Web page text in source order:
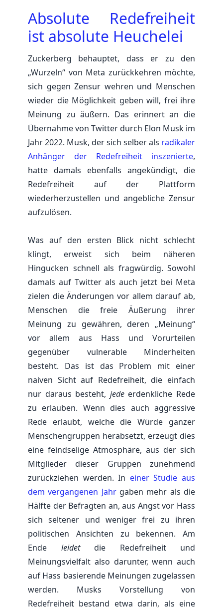
Absolute Redefreiheit
ist absolute Heuchelei
Zuckerberg behauptet, dass er zu den
„Wurzeln“ von Meta zurückkehren möchte,
sich gegen Zensur wehren und Menschen
wieder die Möglichkeit geben will, frei ihre
Meinung zu äußern. Das erinnert an die
Übernahme von Twitter durch Elon Musk im
Jahr 2022. Musk, der sich selber als radikaler
Anhänger der Redefreiheit inszenierte,
hatte damals ebenfalls angekündigt, die
Redefreiheit auf der Plattform
wiederherzustellen und angebliche Zensur
aufzulösen.
Was auf den ersten Blick nicht schlecht
klingt, erweist sich beim näheren
Hingucken schnell als fragwürdig. Sowohl
damals auf Twitter als auch jetzt bei Meta
zielen die Änderungen vor allem darauf ab,
Menschen die freie Äußerung ihrer
Meinung zu gewähren, deren „Meinung“
vor allem aus Hass und Vorurteilen
gegenüber vulnerable Minderheiten
besteht. Das ist das Problem mit einer
naiven Sicht auf Redefreiheit, die einfach
nur daraus besteht, jedeerdenkliche Rede
zu erlauben. Wenn dies auch aggressive
Rede erlaubt, welche die Würde ganzer
Menschengruppen herabsetzt, erzeugt dies
eine feindselige Atmosphäre, aus der sich
Mitglieder dieser Gruppen zunehmend
zurückziehen werden. In einer Studie aus
dem vergangenen Jahrgaben mehr als die
Hälfte der Befragten an, aus Angst vor Hass
sich seltener und weniger frei zu ihren
politischen Ansichten zu bekennen. Am
Ende leidetdie Redefreiheit und
Meinungsvielfalt also darunter, wenn auch
auf Hass basierende Meinungen zugelassen
werden. Musks Vorstellung von
Redefreiheit bestand etwa darin, als eine